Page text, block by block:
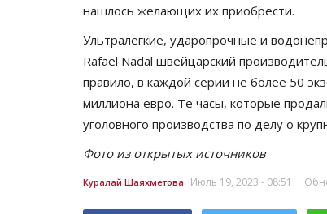
нашлось желающих их приобрести.
Ультралегкие, ударопрочные и
Rafael Nadal швейцарский
правило, в каждой серии не более 50
миллиона евро. Те часы, которые
уголовного производства по делу о
Фото из открытых источников
Куралай Шаяхметова Июль 19, 2023 - 08:51